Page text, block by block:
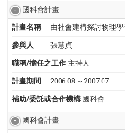
國科會計畫
計畫名稱
由社會建構探討物理
參與人 張慧貞
職稱/擔任之工作 主持人
計畫期間 2006.08 ~ 2007.07
補助/委託或合作機構 國科會
國科會計畫